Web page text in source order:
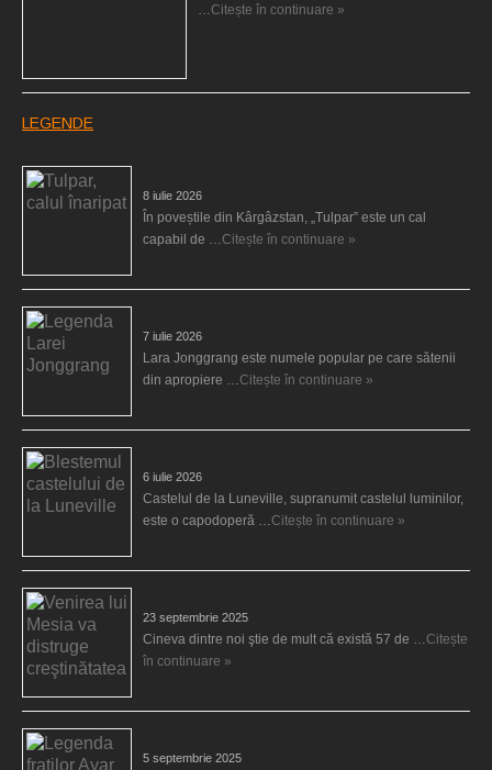
…Citește în continuare »
LEGENDE
8 iulie 2026
În poveștile din Kârgâzstan, „Tulpar” este un cal
capabil de …Citește în continuare »
7 iulie 2026
Lara Jonggrang este numele popular pe care sătenii
din apropiere …Citește în continuare »
6 iulie 2026
Castelul de la Luneville, supranumit castelul luminilor,
este o capodoperă …Citește în continuare »
23 septembrie 2025
Cineva dintre noi ştie de mult că există 57 de …Citește
în continuare »
5 septembrie 2025